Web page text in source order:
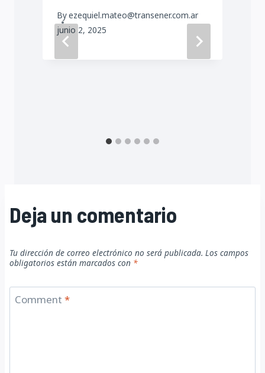
Byezequiel.mateo@transener.com.ar
junio 2, 2025
Deja un comentario
Tu dirección de correo electrónico no será publicada. Los campos
obligatorios están marcados con *
Comment *